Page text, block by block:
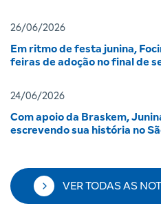
26/06/2026
Em ritmo de festa junina,
feiras de adoção no final de
24/06/2026
Com apoio da Braskem,
escrevendo sua história no
VER TODAS AS